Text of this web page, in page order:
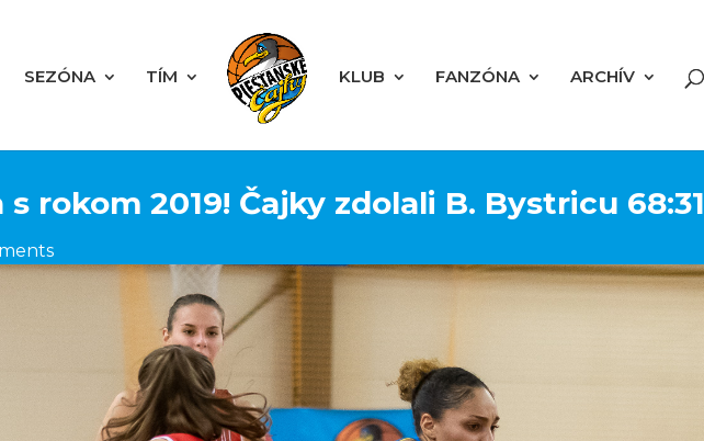
SEZÓNA TÍM KLUB FANZÓNA ARCHÍV
rokom 2019! Čajky zdolali B. Bystricu 68:31